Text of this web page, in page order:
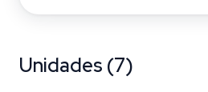
Unidades (7)
Menino Deus